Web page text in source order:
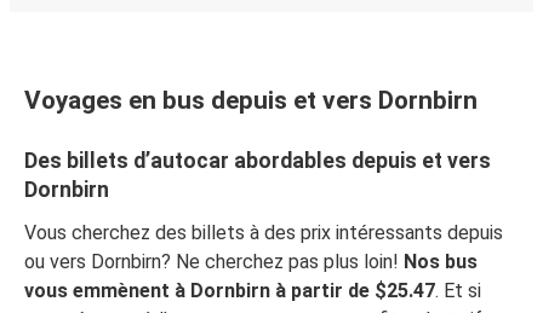
Voyages en bus depuis et vers Dornbirn
Des billets d’autocar abordables depuis et vers
Dornbirn
Vous cherchez des billets à des prix intéressants depuis
ou vers Dornbirn? Ne cherchez pas plus loin! Nos bus
vous emmènent à Dornbirn à partir de $25.47. Et si